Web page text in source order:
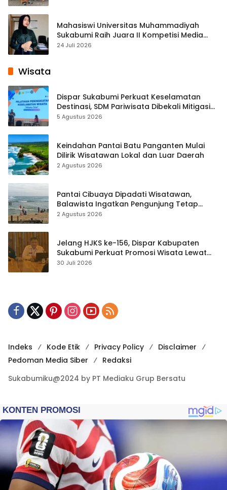
Mahasiswi Universitas Muhammadiyah
Sukabumi Raih Juara II Kompetisi Media
Pembelajaran Digital Tingkat Internasional
24 Juli 2026
Wisata
Dispar Sukabumi Perkuat Keselamatan
Destinasi, SDM Pariwisata Dibekali Mitigasi
hingga Teknik Evakuasi
5 Agustus 2026
Keindahan Pantai Batu Panganten Mulai
Dilirik Wisatawan Lokal dan Luar Daerah
2 Agustus 2026
Pantai Cibuaya Dipadati Wisatawan,
Balawista Ingatkan Pengunjung Tetap
Waspada
2 Agustus 2026
Jelang HJKS ke-156, Dispar Kabupaten
Sukabumi Perkuat Promosi Wisata Lewat
Publikasi Digital
30 Juli 2026
Indeks Kode Etik Privacy Policy
Disclaimer
Pedoman Media Siber
Redaksi
Sukabumiku@2024 by PT Mediaku Grup Bersatu